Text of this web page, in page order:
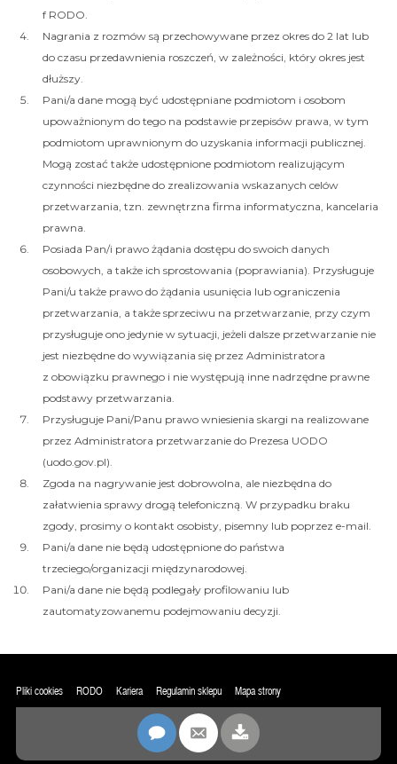
f RODO.
Nagrania z rozmów są przechowywane przez okres do 2 lat lub
do czasu przedawnienia roszczeń, w zależności, który okres jest
dłuższy.
Pani/a dane mogą być udostępniane podmiotom i osobom
upoważnionym do tego na podstawie przepisów prawa, w tym
podmiotom uprawnionym do uzyskania informacji publicznej.
Mogą zostać także udostępnione podmiotom realizującym
czynności niezbędne do zrealizowania wskazanych celów
przetwarzania, tzn. zewnętrzna firma informatyczna, kancelaria
prawna.
Posiada Pan/i prawo żądania dostępu do swoich danych
osobowych, a także ich sprostowania (poprawiania). Przysługuje
Pani/u także prawo do żądania usunięcia lub ograniczenia
przetwarzania, a także sprzeciwu na przetwarzanie, przy czym
przysługuje ono jedynie w sytuacji, jeżeli dalsze przetwarzanie nie
jest niezbędne do wywiązania się przez Administratora
z obowiązku prawnego i nie występują inne nadrzędne prawne
podstawy przetwarzania.
Przysługuje Pani/Panu prawo wniesienia skargi na realizowane
przez Administratora przetwarzanie do Prezesa UODO
(uodo.gov.pl).
Zgoda na nagrywanie jest dobrowolna, ale niezbędna do
załatwienia sprawy drogą telefoniczną. W przypadku braku
zgody, prosimy o kontakt osobisty, pisemny lub poprzez e-mail.
Pani/a dane nie będą udostępnione do państwa
trzeciego/organizacji międzynarodowej.
Pani/a dane nie będą podlegały profilowaniu lub
zautomatyzowanemu podejmowaniu decyzji.
Pliki cookies RODO Kariera Regulamin sklepu Mapa strony